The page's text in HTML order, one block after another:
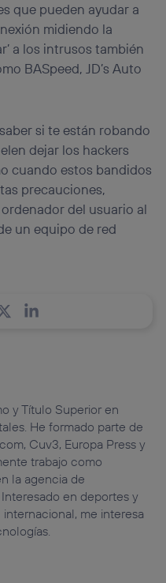
que pueden ayudar a
midiendo la
a los intrusos también
BASpeed, JD’s Auto
si te están robando
dejar los hackers
cuando estos bandidos
precauciones,
del usuario al
un equipo de red
y Título Superior en
He formado parte de
Cuv3, Europa Press y
trabajo como
la agencia de
en deportes y
me interesa